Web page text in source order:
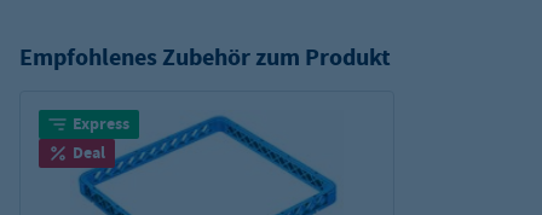
Empfohlenes Zubehör zum Produkt
Express
Deal